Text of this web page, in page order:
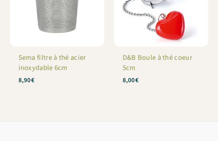
Sema filtre à thé acier
inoxydable 6cm
8,90€
D&B Boule à thé coeur
5cm
8,00€